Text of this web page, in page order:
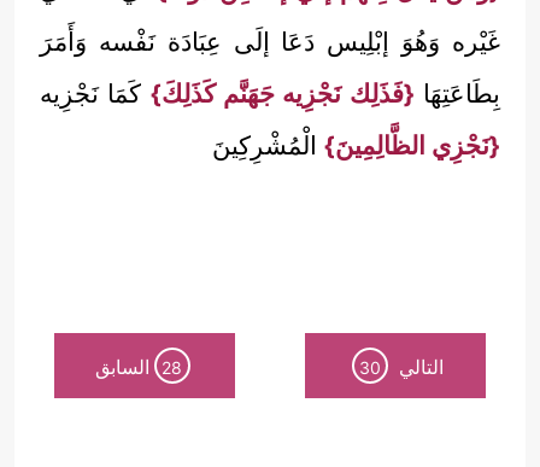
غَيْره وَهُوَ إبْلِيس دَعَا إلَى عِبَادَة نَفْسه وَأَمَرَ
بِطَاعَتِهَا {فَذَلِك نَجْزِيه جَهَنَّم كَذَلِكَ} كَمَا نَجْزِيه
{نَجْزِي الظَّالِمِينَ} الْمُشْرِكِينَ
التالي 30
28 السابق